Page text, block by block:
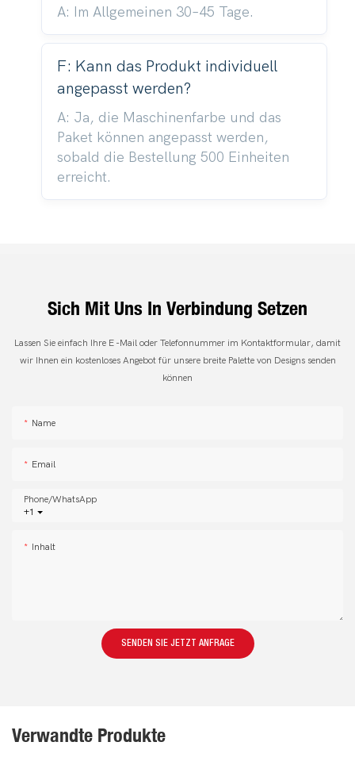
A: Im Allgemeinen 30–45 Tage.
F: Kann das Produkt individuell
angepasst werden?
A: Ja, die Maschinenfarbe und das
Paket können angepasst werden,
sobald die Bestellung 500 Einheiten
erreicht.
Sich Mit Uns In Verbindung Setzen
Lassen Sie einfach Ihre E -Mail oder Telefonnummer im Kontaktformular, damit
wir Ihnen ein kostenloses Angebot für unsere breite Palette von Designs senden
können
Name
Email
+1
Phone/whatsApp
Inhalt
SENDEN SIE JETZT ANFRAGE
Verwandte Produkte